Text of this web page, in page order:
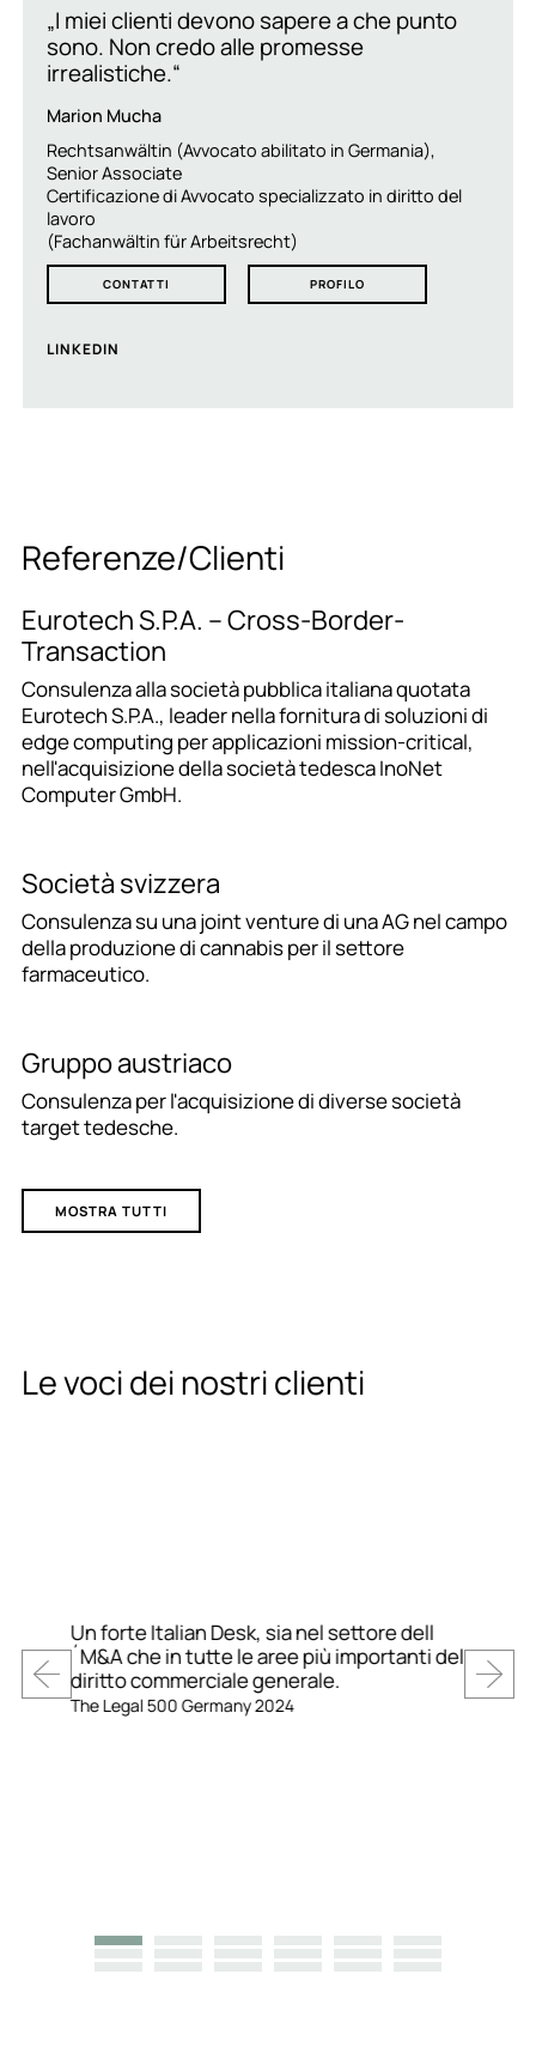
„I miei clienti devono sapere a che punto
sono. Non credo alle promesse
irrealistiche.“
Marion Mucha
Rechtsanwältin (Avvocato abilitato in Germania),
Senior Associate
Certificazione di Avvocato specializzato in diritto del
lavoro
(Fachanwältin für Arbeitsrecht)
CONTATTI PROFILO
LINKEDIN
Referenze/Clienti
Eurotech S.P.A. – Cross-Border-
Transaction
Consulenza alla società pubblica italiana quotata
Eurotech S.P.A., leader nella fornitura di soluzioni di
edge computing per applicazioni mission-critical,
nell'acquisizione della società tedesca InoNet
Computer GmbH.
Società svizzera
Consulenza su una joint venture di una AG nel campo
della produzione di cannabis per il settore
farmaceutico.
Gruppo austriaco
Consulenza per l'acquisizione di diverse società
target tedesche.
MOSTRA TUTTI
Le voci dei nostri clienti
Un forte Italian Desk, sia nel settore dell
´M&A che in tutte le aree più importanti del
diritto commerciale generale.
The Legal 500 Germany 2024